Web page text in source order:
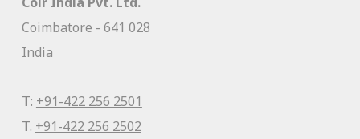
Coimbatore - 641 028
India
T: +91-422 256 2501
T. +91-422 256 2502